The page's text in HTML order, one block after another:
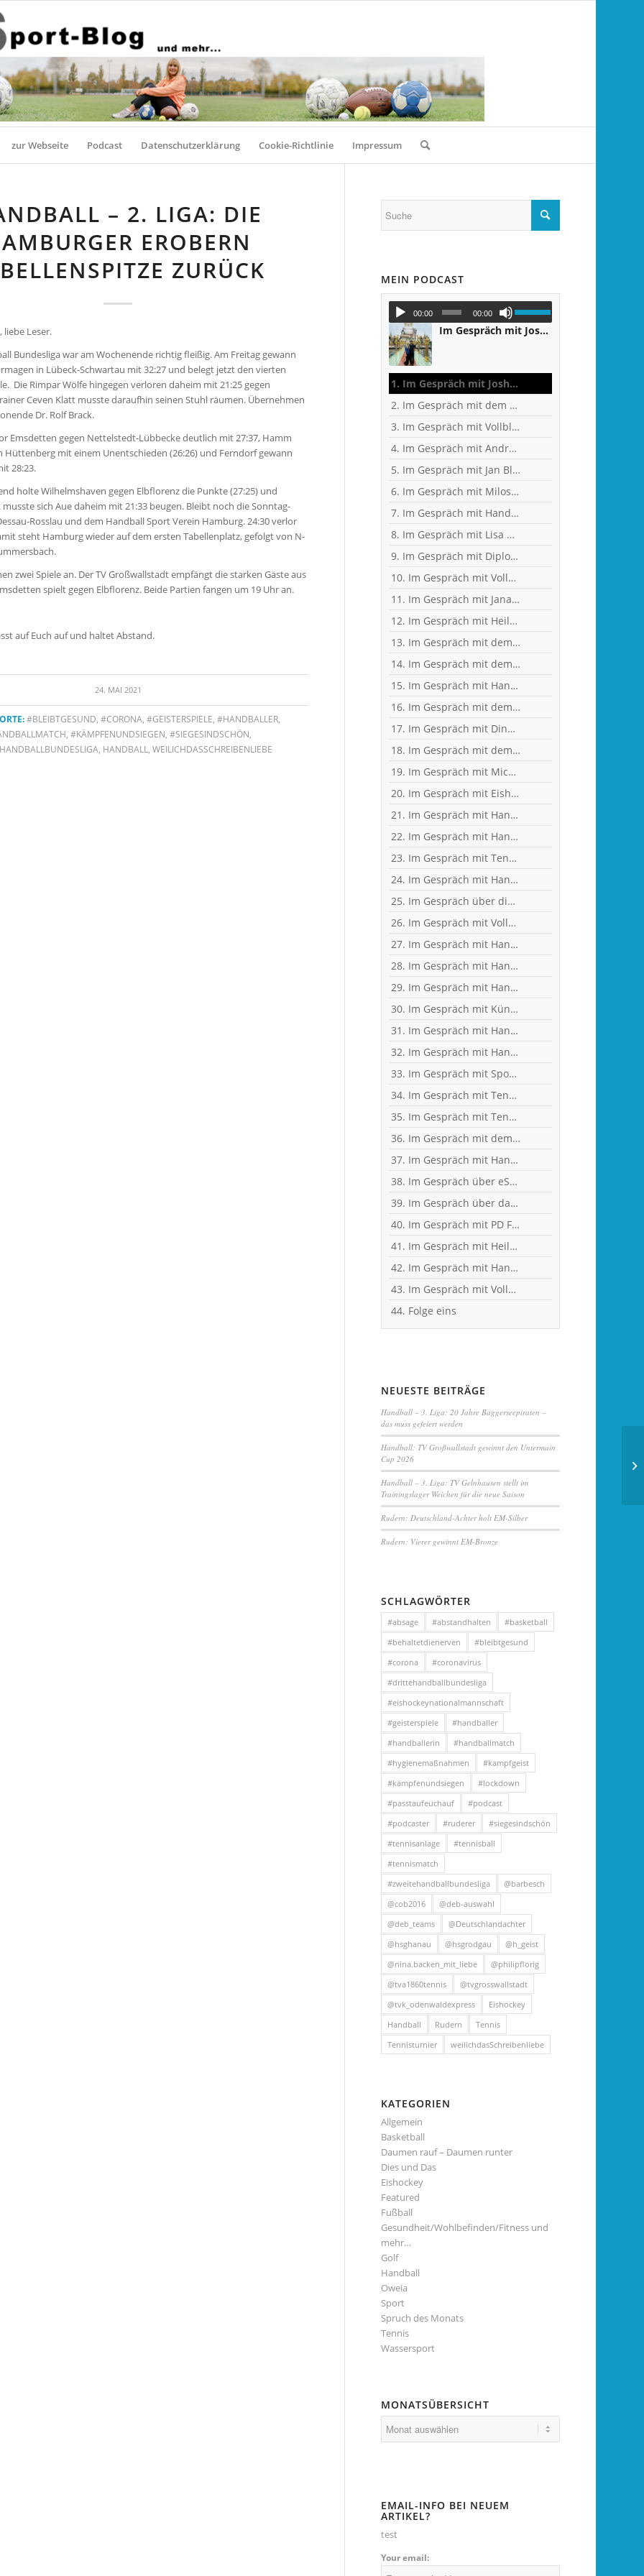
zur Webseite Podcast Datenschutzerklärung Cookie-Richtlinie Impressum
– 2. LIGA: DIE
EROBERN
ZURÜCK
liebe Leser.
Bundesliga war am Wochenende richtig fleißig. Am Freitag gewann
in Lübeck-Schwartau mit 32:27 und belegt jetzt den vierten
Die Rimpar Wölfe hingegen verloren daheim mit 21:25 gegen
Ceven Klatt musste daraufhin seinen Stuhl räumen. Übernehmen
Dr. Rolf Brack.
Emsdetten gegen Nettelstedt-Lübbecke deutlich mit 27:37, Hamm
Hüttenberg mit einem Unentschieden (26:26) und Ferndorf gewann
28:23.
holte Wilhelmshaven gegen Elbflorenz die Punkte (27:25) und
sich Aue daheim mit 21:33 beugen. Bleibt noch die Sonntag-
Rosslau und dem Handball Sport Verein Hamburg. 24:30 verlor
steht Hamburg wieder auf dem ersten Tabellenplatz, gefolgt von N-
zwei Spiele an. Der TV Großwallstadt empfängt die starken Gäste aus
spielt gegen Elbflorenz. Beide Partien fangen um 19 Uhr an.
auf Euch auf und haltet Abstand.
24. MAI 2021
#BLEIBTGESUND, #CORONA, #GEISTERSPIELE, #HANDBALLER,
,#KÄMPFENUNDSIEGEN,#SIEGESINDSCHÖN,
, HANDBALL,WEILICHDASSCHREIBENLIEBE
MEIN PODCAST
00:00 00:00
Im Gespräch mit Joshua Osifo - zwischen Studium, Handball und Weltreise
1. Im Gespräch mit Joshua Osifo - zwischen Studium, Handball und Weltreise
2. Im Gespräch mit dem ehemaligen Fußballer, jetzigen Handball-Fan und KFZ-Techniker-Meister Matthias Rieth
3. Im Gespräch mit Vollblut-Handballer und Personal Trainer Dennis Weit
4. Im Gespräch mit Andreas Kunz, ehemaliger Bundesliga-Spieler, Trainer und Inhaber des MTZ Großwallstadt
5. Im Gespräch mit Jan Blank, ehemaliger Handballer und Kapitän beim Drittligisten TV Kirchzell
6. Im Gespräch mit Milos Putera, Co-Trainer und Torhüter-Trainer beim Erstligisten SC DHfK Leipzig
7. Im Gespräch mit Handball-Trainer Alex Hauptmann
8. Im Gespräch mit Lisa Mößinger - Marketing und Sponsoring Verantwortliche bei den Flames
9. Im Gespräch mit Diplom-Ingenieur und Fitness-Trainer Achim Glaab
10. Im Gespräch mit Vollblut-Handballer Patrick Gempp vom <nobr>TV Großwallstadt</nobr>
11. Im Gespräch mit Jana Pfeil - Gründerin Netzwerk selbständiger Frauen
12. Im Gespräch mit Heilpraktikerin Angelika Rüdel
13. Im Gespräch mit dem ehemaligen TVG-Spieler und Rechtsanwalt Uli Wolf
14. Im Gespräch mit dem ehemaligen Nationaltorhüter, Welt- und Europameister Carsten Lichtlein
15. Im Gespräch mit Handball-Trainer und Diplom-Sportwissenschaftler Ralf Bader
16. Im Gespräch mit dem ehemaligen Handball-Junioren-Nationalspieler Tom Spieß
17. Im Gespräch mit Dino Corak, Kreisläufer beim Handball-Zweitligisten TV Großwallstadt
18. Im Gespräch mit dem ehemaligen Handball-Junioren-Nationalspieler Lars Spieß
19. Im Gespräch mit Michael Spatz, Geschäftsführer des Handball-Zweitligisten TV Großwallstadt
20. Im Gespräch mit Eishockey-"Neu"-Bundestrainer Harold Kreis
21. Im Gespräch mit Handball-Torhüter Can Adanir
22. Im Gespräch mit Handball-Teammanagerin Nina Mattes
23. Im Gespräch mit Tennisprofi Marvin Netuschil
24. Im Gespräch mit Handball-Welt- und Europameister Carsten Lichtlein
25. Im Gespräch über dies und das mit Heilpraktikerin Angelika Rüdel
26. Im Gespräch mit Vollblut-Handballer Florian Eisenträger
27. Im Gespräch mit Handball-Torhüter Jan-Steffen Redwitz
28. Im Gespräch mit Handball-Nationaltorhüterin Isabell Roch
29. Im Gespräch mit Handball-Jugendkoordinator und Trainer Christian Plesser
30. Im Gespräch mit Künstler und Sänger Frank Keller
31. Im Gespräch mit Handballerin Emy van Wingerden
32. Im Gespräch mit Handball-Torhüterin Sabine Englert
33. Im Gespräch mit Sportwissenschaftler Ralf Brandt - Hirntumor und Sport
34. Im Gespräch mit Tennistrainer Christoph Meyer
35. Im Gespräch mit Tennisspielerin Sophia Luisa Niemeyer
36. Im Gespräch mit dem ehemaligen Handballer und jetzigen Wanderführer Arndt Morawe
37. Im Gespräch mit Handball-Nationaltorhüterin Ann-Cathrin Giegerich
38. Im Gespräch über eSports mit Benjamin Engler, Consultant und Dozent
39. Im Gespräch über das Corona-Virus mit Heilpraktikerin Angelika Rüdel
40. Im Gespräch mit PD Frau Dr. Wiewrodt - Hirntumor und Sport
41. Im Gespräch mit Heilpraktikerin Angelika Rüdel
42. Im Gespräch mit Handball-Trainer Tobias Milde
43. Im Gespräch mit Vollblut-Handballer Michael Spatz
44. Folge eins
NEUESTE BEITRÄGE
Handball – 3. Liga: 20 Jahre Baggerseepiraten –
das muss gefeiert werden
Handball: TV Großwallstadt gewinnt den Untermain
Cup 2026
Handball – 3. Liga: TV Gelnhausen stellt im
Trainingslager Weichen für die neue Saison
Rudern: Deutschland-Achter holt EM-Silber
Rudern: Vierer gewinntEM-Bronze
SCHLAGWÖRTER
#absage #abstandhalten
#basketball
#behaltetdienerven
#bleibtgesund
#corona
#coronavirus
#drittehandballbundesliga
#eishockeynationalmannschaft
#geisterspiele
#handballer
#handballerin
#handballmatch
#hygienemaßnahmen
#kampfgeist
#kämpfenundsiegen
#lockdown
#passtaufeuchauf
#podcast
#podcaster
#ruderer
#siegesindschön
#tennisanlage
#tennisball
#tennismatch
#zweitehandballbundesliga
@barbesch
@cob2016
@deb-auswahl
@deb_teams
@Deutschlandachter
@hsghanau
@hsgrodgau
@h_geist
@nina.backen_mit_liebe
@philipflorig
@tva1860tennis
@tvgrosswallstadt
@tvk_odenwaldexpress
Eishockey
Handball
Rudern
Tennis
Tennisturnier
weilichdasSchreibenliebe
KATEGORIEN
Allgemein
Basketball
Daumen rauf – Daumen runter
Dies und Das
Eishockey
Featured
Fußball
Gesundheit/Wohlbefinden/Fitness und
mehr…
Golf
Handball
Oweia
Sport
Spruch des Monats
Tennis
Wassersport
MONATSÜBERSICHT
EMAIL-INFO BEI NEUEM
ARTIKEL?
test
Your email: